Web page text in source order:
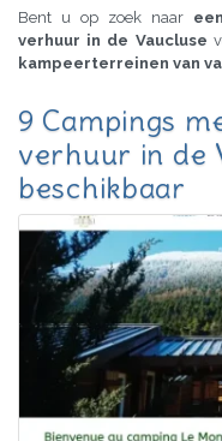
Bent u op zoek naar
verhuur in de Vaucluse
kampeerterreinen van
9 Campings
verhuur in de
beschikbaar